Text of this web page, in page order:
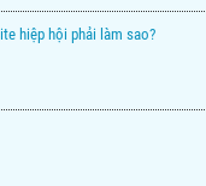
hiệp hội phải làm sao?